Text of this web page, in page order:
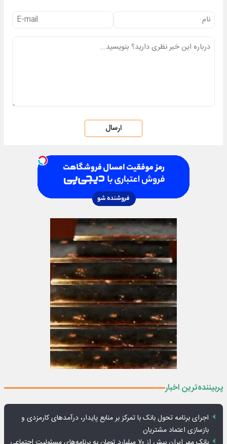
ارسال
پربیننده‌ترین اخبار
اجرای برنامه تحول بانک با تمرکز بر منابع پایدار، درآمدهای کارمزدی و
بازسازی اعتماد مشتریان